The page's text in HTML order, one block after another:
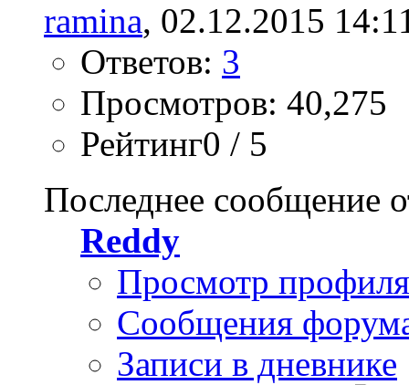
ramina, 02.12.2015
Ответов: 3
Просмотров: 40,275
Рейтинг0 / 5
Последнее сообщение
Reddy
Просмотр профиля
Сообщения
Записи в дневнике